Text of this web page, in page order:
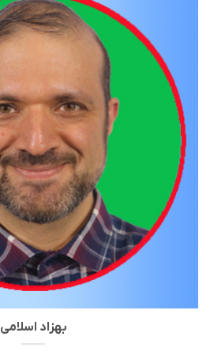
بهزاد اسلامی